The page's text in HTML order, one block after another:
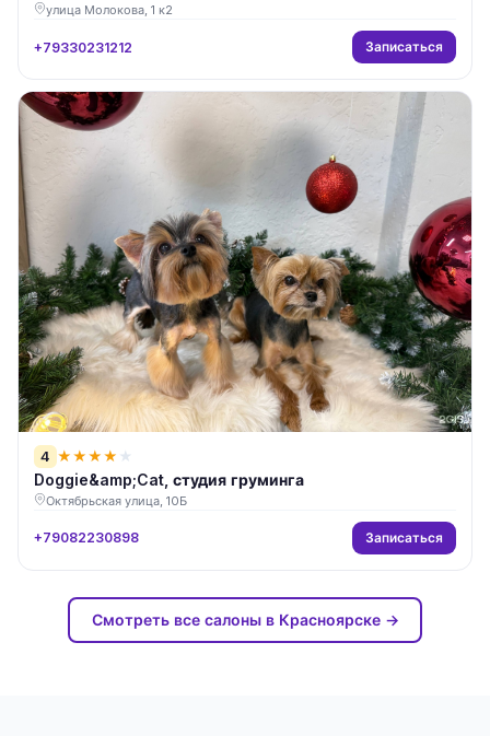
улица Молокова, 1 к2
+79330231212 Записаться
4 ★★★★ ★
Doggie&amp;Cat, студия груминга
Октябрьская улица, 10Б
+79082230898 Записаться
Смотреть все салоны в Красноярске →